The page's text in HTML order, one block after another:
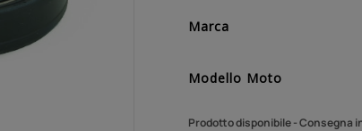
Marca
Modello Moto
Prodotto disponibile - Consegna